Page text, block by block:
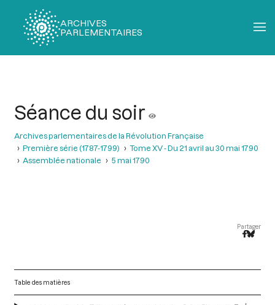
ARCHIVES
PARLEMENTAIRES
Séance du soir
Archives parlementaires de la Révolution Française
Première série (1787-1799)
Tome XV - Du 21 avril au 30 mai 1790
Assemblée nationale
5 mai 1790
Partager
Table des matières